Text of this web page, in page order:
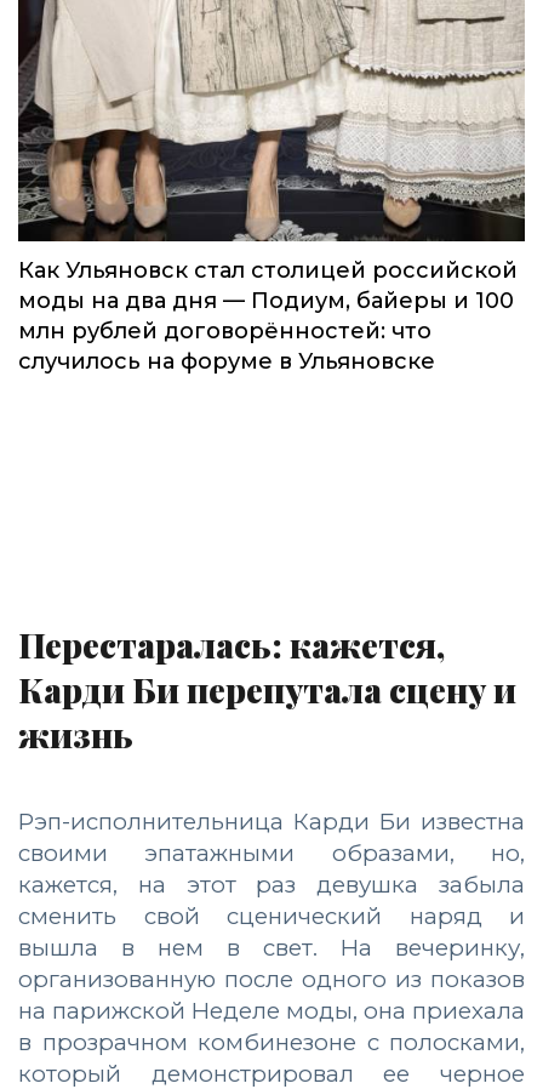
Как Ульяновск стал столицей российской
моды на два дня — Подиум, байеры и 100
млн рублей договорённостей: что
случилось на форуме в Ульяновске
Перестаралась: кажется,
Карди Би перепутала сцену и
жизнь
Рэп-исполнительница Карди Би известна
своими эпатажными образами, но,
кажется, на этот раз девушка забыла
сменить свой сценический наряд и
вышла в нем в свет. На вечеринку,
организованную после одного из показов
на парижской Неделе моды, она приехала
в прозрачном комбинезоне с полосками,
который демонстрировал ее черное